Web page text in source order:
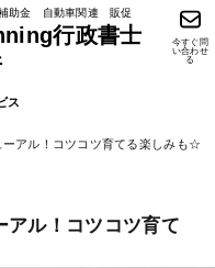
助金 自動車関連 販促
行政書士
ス
今すぐ問
い合わせ
る
アル！コツコツ育てる楽しみも☆
アル！コツコツ育て